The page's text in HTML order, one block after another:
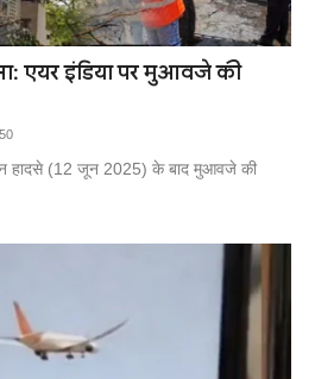
एयर इंडिया पर मुआवजे की
50
हादसे (12 जून 2025) के बाद मुआवजे की